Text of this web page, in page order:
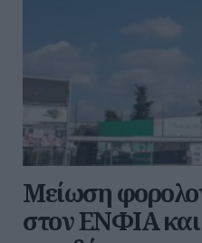
Μείωση
στον ΕΝΦΙΑ και